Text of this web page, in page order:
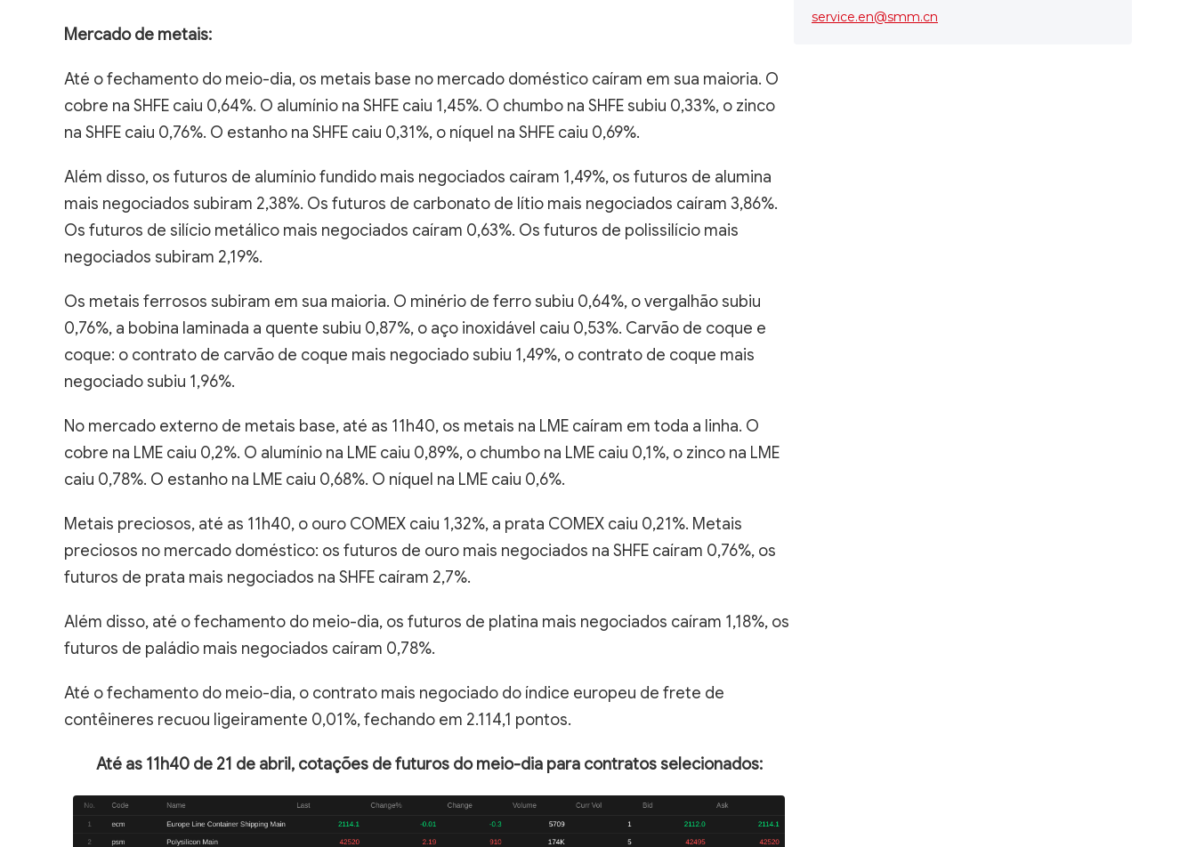
Mercado de metais:
Até o fechamento do meio-dia, os metais base no mercado doméstico caíram em sua maioria. O
cobre na SHFE caiu 0,64%. O alumínio na SHFE caiu 1,45%. O chumbo na SHFE subiu 0,33%, o zinco
na SHFE caiu 0,76%. O estanho na SHFE caiu 0,31%, o níquel na SHFE caiu 0,69%.
Além disso, os futuros de alumínio fundido mais negociados caíram 1,49%, os futuros de alumina
mais negociados subiram 2,38%. Os futuros de carbonato de lítio mais negociados caíram 3,86%.
Os futuros de silício metálico mais negociados caíram 0,63%. Os futuros de polissilício mais
negociados subiram 2,19%.
Os metais ferrosos subiram em sua maioria. O minério de ferro subiu 0,64%, o vergalhão subiu
0,76%, a bobina laminada a quente subiu 0,87%, o aço inoxidável caiu 0,53%. Carvão de coque e
coque: o contrato de carvão de coque mais negociado subiu 1,49%, o contrato de coque mais
negociado subiu 1,96%.
No mercado externo de metais base, até as 11h40, os metais na LME caíram em toda a linha. O
cobre na LME caiu 0,2%. O alumínio na LME caiu 0,89%, o chumbo na LME caiu 0,1%, o zinco na LME
caiu 0,78%. O estanho na LME caiu 0,68%. O níquel na LME caiu 0,6%.
Metais preciosos, até as 11h40, o ouro COMEX caiu 1,32%, a prata COMEX caiu 0,21%. Metais
preciosos no mercado doméstico: os futuros de ouro mais negociados na SHFE caíram 0,76%, os
futuros de prata mais negociados na SHFE caíram 2,7%.
Além disso, até o fechamento do meio-dia, os futuros de platina mais negociados caíram 1,18%, os
futuros de paládio mais negociados caíram 0,78%.
Até o fechamento do meio-dia, o contrato mais negociado do índice europeu de frete de
contêineres recuou ligeiramente 0,01%, fechando em 2.114,1 pontos.
Até as 11h40 de 21 de abril, cotações de futuros do meio-dia para contratos selecionados:
service.en@smm.cn